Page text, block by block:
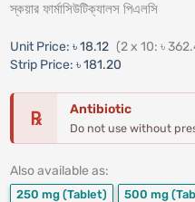
স্কয়ার ফার্মাসিউটিক্যালস পিএলসি
Unit Price: ৳ 18.12 (2 x 10: ৳
Strip Price: ৳ 181.20
℞ Antibiotic
Do not use without
Also available as:
250 mg (Tablet) 500 mg